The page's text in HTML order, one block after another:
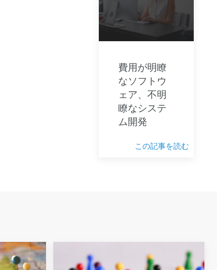
費用が明瞭
なソフトウ
ェア、不明
瞭なシステ
ム開発
この記事を読む